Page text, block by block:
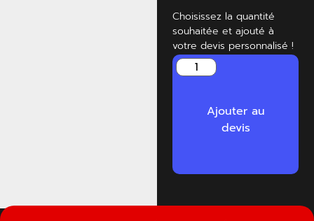
Choisissez la quantité
souhaitée et ajouté à
votre devis personnalisé !
Ajouter au
devis